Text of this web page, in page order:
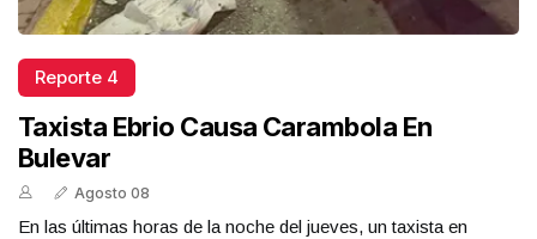
Reporte 4
Taxista Ebrio Causa Carambola En
Bulevar
Agosto 08
En las últimas horas de la noche del jueves, un taxista en